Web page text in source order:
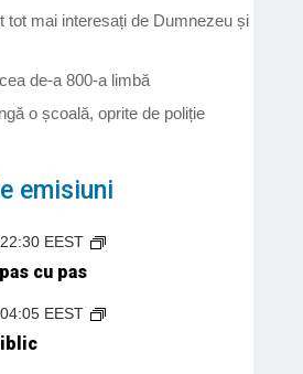
tot mai interesați de Dumnezeu și
de-a 800-a limbă
o școală, oprite de poliție
emisiuni
22:30 EEST
cu pas
04:05 EEST